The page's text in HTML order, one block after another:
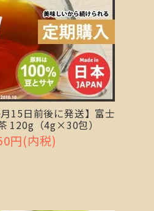
15日前後に発送】富士
120g（4g×30包）
円(内税)